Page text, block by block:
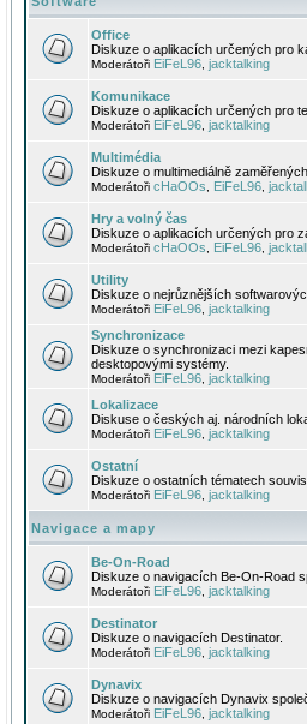
Office
Diskuze o aplikacích určených pro
Moderátoři EiFeL96 jacktalking
Komunikace
Diskuze o aplikacích určených pro
Moderátoři EiFeL96 jacktalking
Multimédia
Diskuze o multimediálně
Moderátoři cHaOOs EiFeL96
Hry a volný čas
Diskuze o aplikacích určených pro
Moderátoři cHaOOs EiFeL96
Utility
Diskuze o nejrůznějších
Moderátoři EiFeL96 jacktalking
Synchronizace
Diskuze o synchronizaci mezi
desktopovými systémy.
Moderátoři EiFeL96 jacktalking
Lokalizace
Diskuse o českých aj. národních
Moderátoři EiFeL96 jacktalking
Ostatní
Diskuze o ostatních tématech
Moderátoři EiFeL96 jacktalking
Navigace a mapy
Be-On-Road
Diskuze o navigacích Be-On-Road
Moderátoři EiFeL96 jacktalking
Destinator
Diskuze o navigacích Destinator.
Moderátoři EiFeL96 jacktalking
Dynavix
Diskuze o navigacích Dynavix
Moderátoři EiFeL96 jacktalking